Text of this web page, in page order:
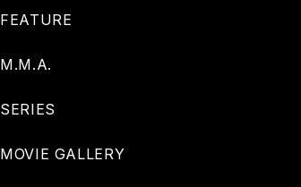
FEATURE
M.M.A.
SERIES
MOVIE GALLERY